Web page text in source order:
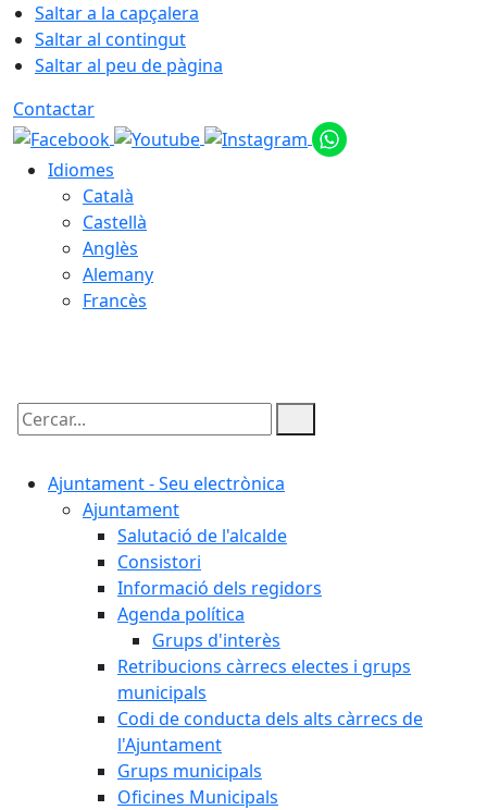
Saltar a la capçalera
Saltar al contingut
Saltar al peu de pàgina
Contactar
Idiomes
Català
Castellà
Anglès
Alemany
Francès
Cercar:
Ajuntament - Seu electrònica
Ajuntament
Salutació de l'alcalde
Consistori
Informació dels regidors
Agenda política
Grups d'interès
Retribucions càrrecs electes i grups
municipals
Codi de conducta dels alts càrrecs de
l'Ajuntament
Grups municipals
Oficines Municipals